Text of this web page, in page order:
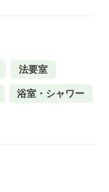
法要室
浴室・シャワー